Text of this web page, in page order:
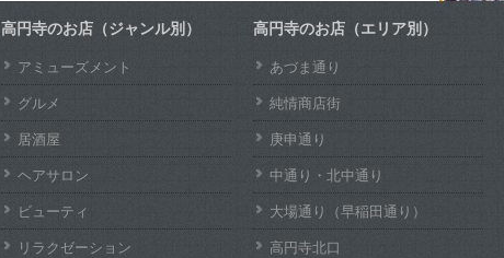
高円寺のお店（ジャンル別）
アミューズメント
グルメ
居酒屋
ヘアサロン
ビューティ
リラクゼーション
高円寺のお店（エリア別）
あづま通り
純情商店街
庚申通り
中通り・北中通り
大場通り（早稲田通り）
高円寺北口